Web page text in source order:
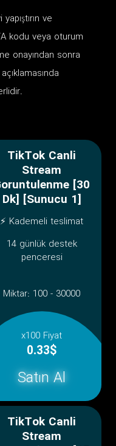
ve
kodu veya oturum
onayından sonra
TikTok Canli
Stream
[30
Dk] [Sunucu 1]
⚡ Kademeli teslimat
14 günlük destek
penceresi
Miktar: 100 - 30000
x100 Fiyat
0.33$
Satın Al
TikTok Canli
Stream